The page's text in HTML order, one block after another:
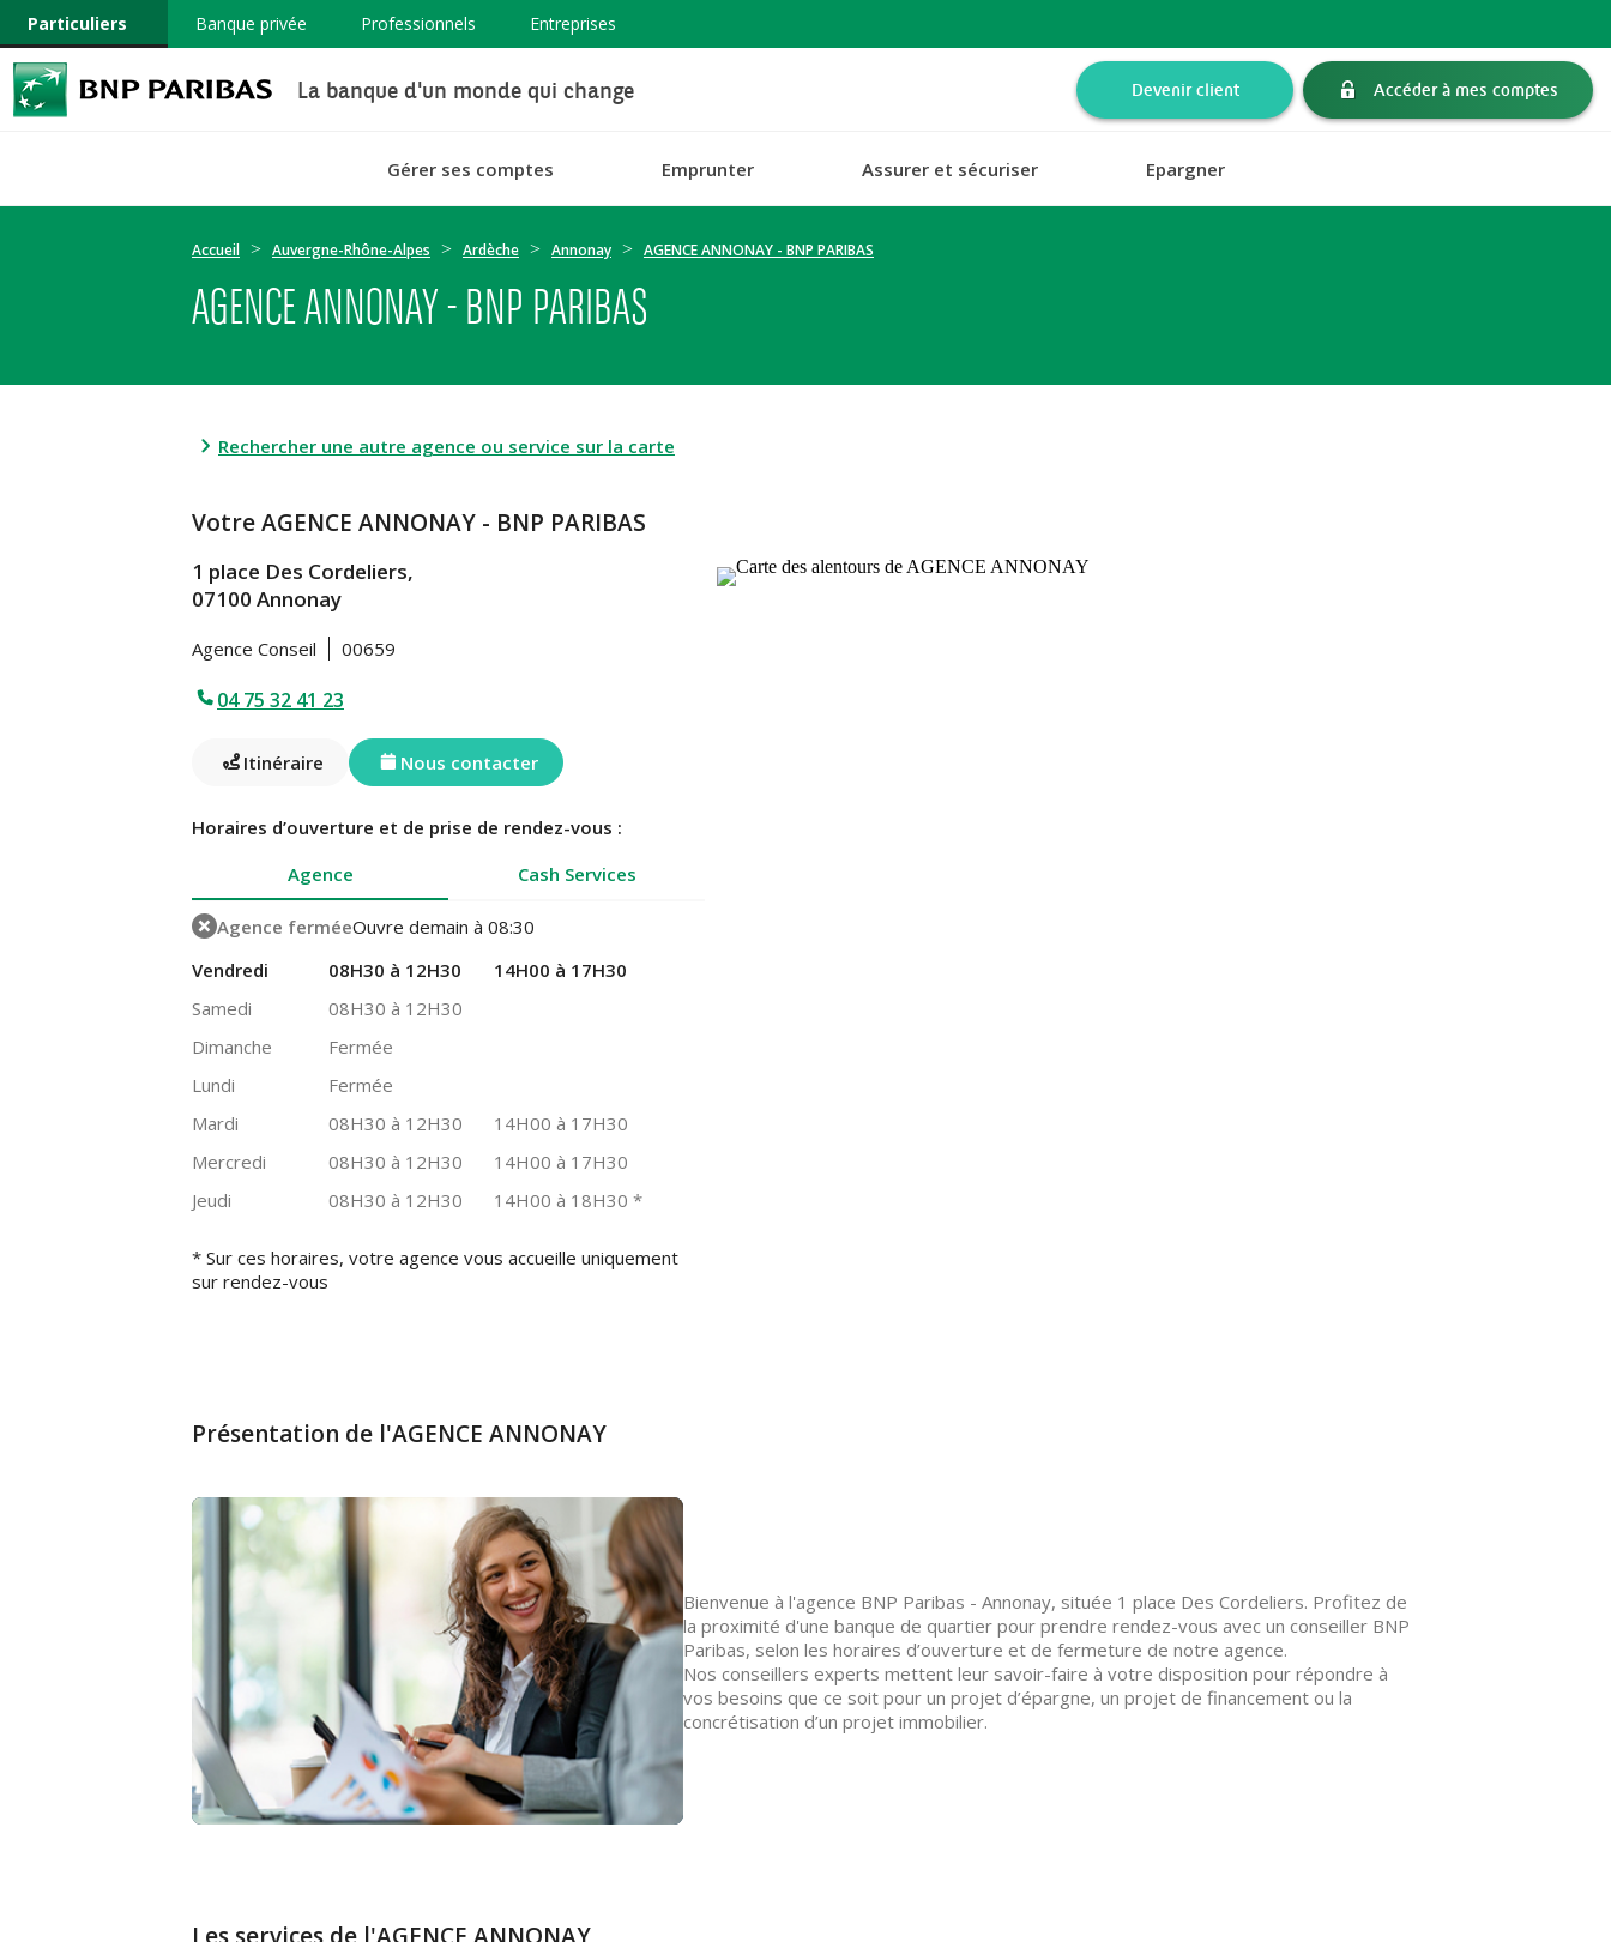
Particuliers Banque privée Professionnels Entreprises
La banque d'un monde qui change Devenir client Accéder à mes comptes
Gérer ses comptes Emprunter Assurer et sécuriser Epargner
Accueil Auvergne-Rhône-Alpes Ardèche Annonay AGENCE ANNONAY - BNP PARIBAS
AGENCE ANNONAY - BNP PARIBAS
Rechercher une autre agence ou service sur la carte
Votre AGENCE ANNONAY - BNP PARIBAS
1 place Des Cordeliers,
07100 Annonay
Agence Conseil 00659
04 75 32 41 23
Itinéraire Nous contacter
Horaires d’ouverture et de prise de rendez-vous :
Agence
Cash Services
Agence ferméeOuvre demain à 08:30
Vendredi
08H30 à 12H30
14H00 à 17H30
Samedi
08H30 à 12H30
Dimanche
Fermée
Lundi
Fermée
Mardi
08H30 à 12H30
14H00 à 17H30
Mercredi
08H30 à 12H30
14H00 à 17H30
Jeudi
08H30 à 12H30 14H00 à 18H30 *
* Sur ces horaires, votre agence vous accueille uniquement
sur rendez-vous
Présentation de l'AGENCE ANNONAY
Bienvenue à l'agence BNP Paribas - Annonay, située 1 place Des Cordeliers. Profitez de
la proximité d'une banque de quartier pour prendre rendez-vous avec un conseiller BNP
Paribas, selon les horaires d’ouverture et de fermeture de notre agence.
Nos conseillers experts mettent leur savoir-faire à votre disposition pour répondre à
vos besoins que ce soit pour un projet d’épargne, un projet de financement ou la
concrétisation d’un projet immobilier.